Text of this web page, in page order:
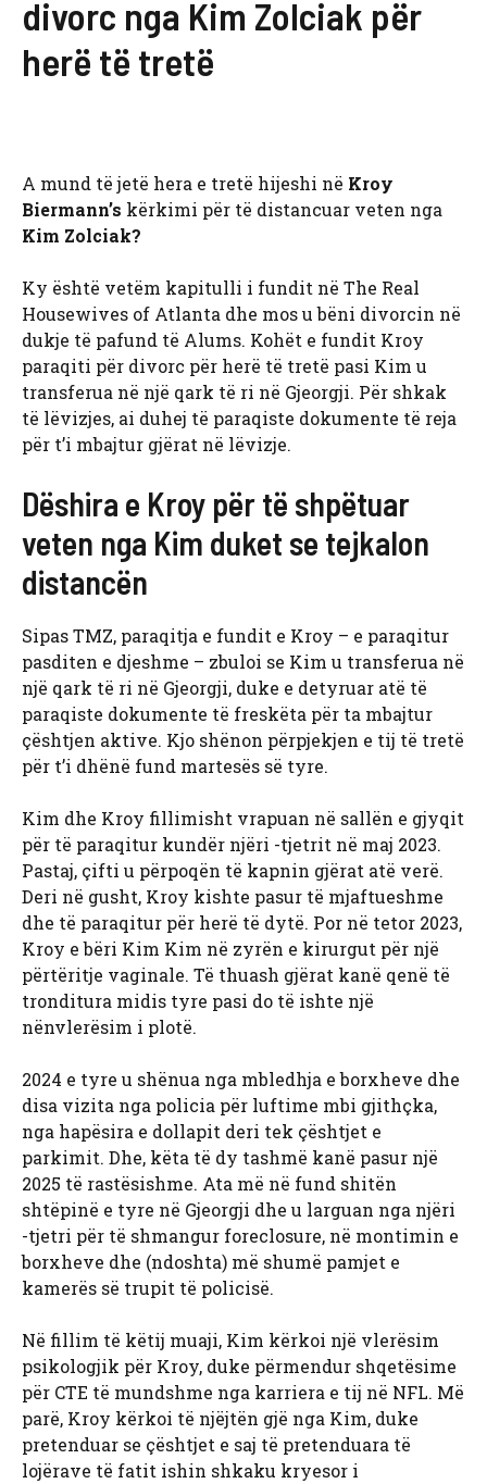
divorc nga Kim Zolciak për
herë të tretë
A mund të jetë hera e tretë hijeshi në Kroy
Biermann’s kërkimi për të distancuar veten nga
Kim Zolciak?
Ky është vetëm kapitulli i fundit në The Real
Housewives of Atlanta dhe mos u bëni divorcin në
dukje të pafund të Alums. Kohët e fundit Kroy
paraqiti për divorc për herë të tretë pasi Kim u
transferua në një qark të ri në Gjeorgji. Për shkak
të lëvizjes, ai duhej të paraqiste dokumente të reja
për t’i mbajtur gjërat në lëvizje.
Dëshira e Kroy për të shpëtuar
veten nga Kim duket se tejkalon
distancën
Sipas TMZ, paraqitja e fundit e Kroy – e paraqitur
pasditen e djeshme – zbuloi se Kim u transferua në
një qark të ri në Gjeorgji, duke e detyruar atë të
paraqiste dokumente të freskëta për ta mbajtur
çështjen aktive. Kjo shënon përpjekjen e tij të tretë
për t’i dhënë fund martesës së tyre.
Kim dhe Kroy fillimisht vrapuan në sallën e gjyqit
për të paraqitur kundër njëri -tjetrit në maj 2023.
Pastaj, çifti u përpoqën të kapnin gjërat atë verë.
Deri në gusht, Kroy kishte pasur të mjaftueshme
dhe të paraqitur për herë të dytë. Por në tetor 2023,
Kroy e bëri Kim Kim në zyrën e kirurgut për një
përtëritje vaginale. Të thuash gjërat kanë qenë të
tronditura midis tyre pasi do të ishte një
nënvlerësim i plotë.
2024 e tyre u shënua nga mbledhja e borxheve dhe
disa vizita nga policia për luftime mbi gjithçka,
nga hapësira e dollapit deri tek çështjet e
parkimit. Dhe, këta të dy tashmë kanë pasur një
2025 të rastësishme. Ata më në fund shitën
shtëpinë e tyre në Gjeorgji dhe u larguan nga njëri
-tjetri për të shmangur foreclosure, në montimin e
borxheve dhe (ndoshta) më shumë pamjet e
kamerës së trupit të policisë.
Në fillim të këtij muaji, Kim kërkoi një vlerësim
psikologjik për Kroy, duke përmendur shqetësime
për CTE të mundshme nga karriera e tij në NFL. Më
parë, Kroy kërkoi të njëjtën gjë nga Kim, duke
pretenduar se çështjet e saj të pretenduara të
lojërave të fatit ishin shkaku kryesor i